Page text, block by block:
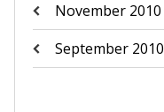
November 2010
September 2010